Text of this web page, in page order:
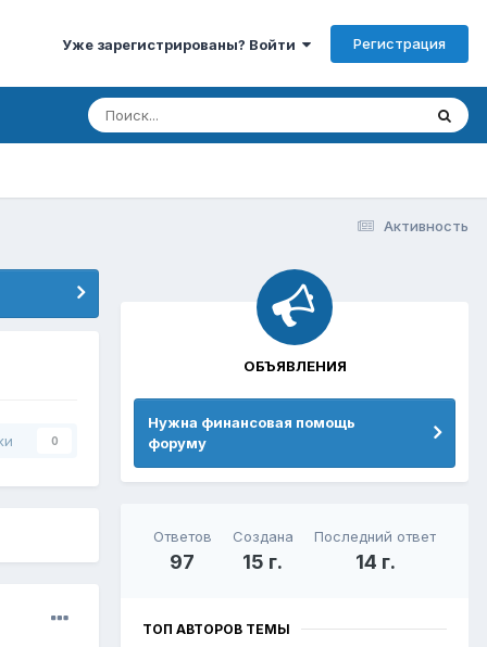
Уже зарегистрированы? Войти Регистрация
Активность
0
ОБЪЯВЛЕНИЯ
Нужна финансовая помощь
форуму
Ответов
97
Создана
15 г.
Последний ответ
14 г.
ТОП АВТОРОВ ТЕМЫ